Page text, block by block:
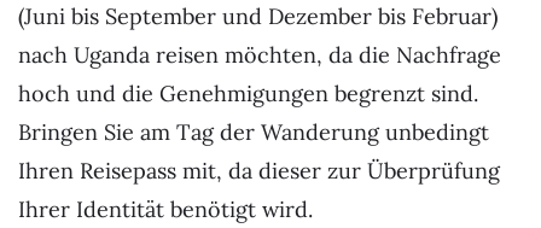
(Juni bis September und Dezember bis Februar)
nach Uganda reisen möchten, da die Nachfrage
hoch und die Genehmigungen begrenzt sind.
Bringen Sie am Tag der Wanderung unbedingt
Ihren Reisepass mit, da dieser zur Überprüfung
Ihrer Identität benötigt wird.